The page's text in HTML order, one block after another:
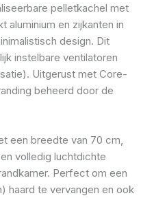
pelletkachel met
aluminium en zijkanten in
design. Dit
instelbare ventilatoren
Uitgerust met Core-
beheerd door de
een breedte van 70 cm,
volledig luchtdichte
Perfect om een
haard te vervangen en ook